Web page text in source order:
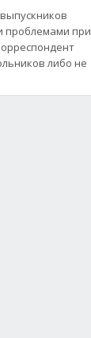
проблемами при
либо не